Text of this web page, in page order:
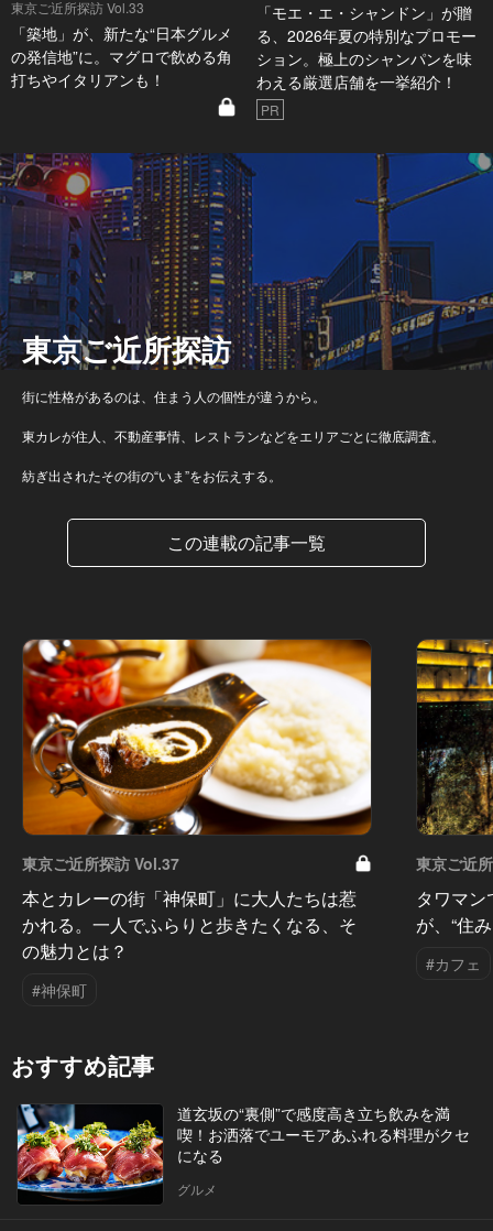
東京ご近所探訪 Vol.33
「築地」が、新たな“日本グルメ
の発信地”に。マグロで飲める角
打ちやイタリアンも！
「モエ・エ・シャンドン」が贈
る、2026年夏の特別なプロモー
ション。極上のシャンパンを味
わえる厳選店舗を一挙紹介！
PR
東京ご近所探訪
街に性格があるのは、住まう人の個性が違うから。
東カレが住人、不動産事情、レストランなどをエリアごとに徹底調査。
紡ぎ出されたその街の“いま”をお伝えする。
この連載の記事一覧
東京ご近所探訪 Vol.37
本とカレーの街「神保町」に大人たちは惹
かれる。一人でふらりと歩きたくなる、そ
の魅力とは？
#神保町
東京ご近
タワマ
が、“住
#カフェ
おすすめ記事
道玄坂の“裏側”で感度高き立ち飲みを満
喫！お洒落でユーモアあふれる料理がクセ
になる
グルメ